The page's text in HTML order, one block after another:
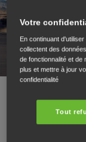
Couleurs avant-
Votre
En continuant
collectent des
de fonctionnalité et
plus et mettre à jour
confidentialité
Tout